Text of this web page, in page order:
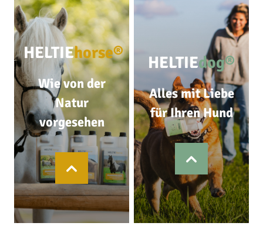
HELTIEhorse®
Wie von der
Natur
vorgesehen
HELTIEdog®
Alles mit Liebe
für Ihren Hund